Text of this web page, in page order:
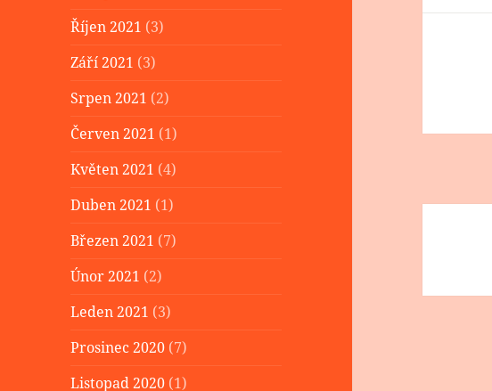
Říjen 2021 (3)
Září 2021 (3)
Srpen 2021 (2)
Červen 2021 (1)
Květen 2021 (4)
Duben 2021 (1)
Březen 2021 (7)
Únor 2021 (2)
Leden 2021 (3)
Prosinec 2020 (7)
Listopad 2020 (1)